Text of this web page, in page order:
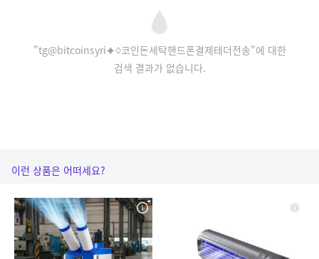
"tg@bitcoinsyri⯌♢코인돈세탁핸드폰결제테더전송"에 대한
검색 결과가 없습니다.
이런 상품은 어떠세요?